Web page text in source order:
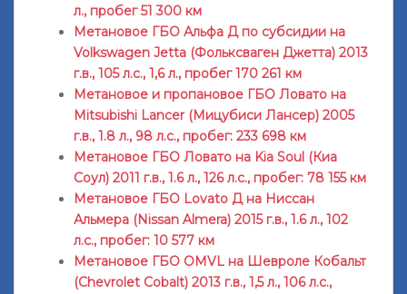
л., пробег 51 300 км
Метановое ГБО Альфа Д по субсидии на
Volkswagen Jetta (Фольксваген Джетта) 2013
г.в., 105 л.с., 1,6 л., пробег 170 261 км
Метановое и пропановое ГБО Ловато на
Mitsubishi Lancer (Мицубиси Лансер) 2005
г.в., 1.8 л., 98 л.с., пробег: 233 698 км
Метановое ГБО Ловато на Kia Soul (Киа
Соул) 2011 г.в., 1.6 л., 126 л.с., пробег: 78 155 км
Метановое ГБО Lovato Д на Ниссан
Альмера (Nissan Almera) 2015 г.в., 1.6 л., 102
л.с., пробег: 10 577 км
Метановое ГБО OMVL на Шевроле Кобальт
(Chevrolet Cobalt) 2013 г.в., 1,5 л., 106 л.с.,